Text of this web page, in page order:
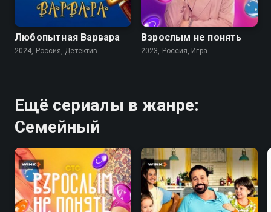
8.1
Любопытная Варвара
2024, Россия, Детектив
8.1
Взрослым не понять
2023, Россия, Игра
Ещё сериалы в жанре:
Семейный